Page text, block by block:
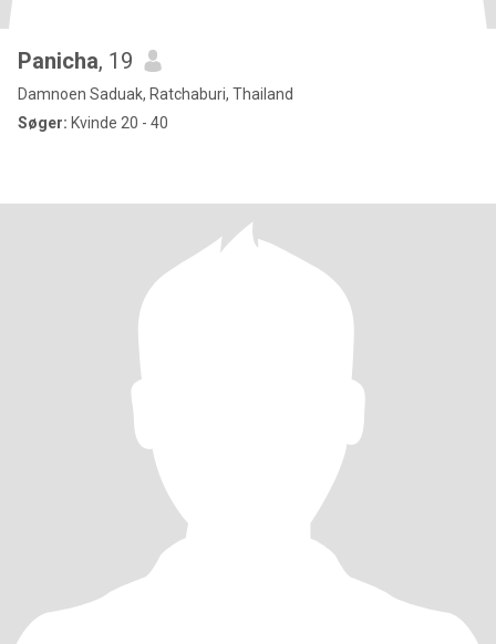
Panicha, 19
Damnoen Saduak, Ratchaburi, Thailand
Søger: Kvinde 20 - 40